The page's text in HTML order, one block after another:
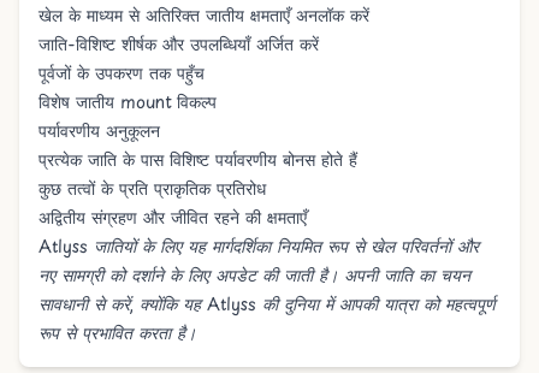
खेल के माध्यम से अतिरिक्त जातीय क्षमताएँ अनलॉक करें
जाति-विशिष्ट शीर्षक और उपलब्धियाँ अर्जित करें
पूर्वजों के उपकरण तक पहुँच
विशेष जातीय mount विकल्प
पर्यावरणीय अनुकूलन
प्रत्येक जाति के पास विशिष्ट पर्यावरणीय बोनस होते हैं
कुछ तत्वों के प्रति प्राकृतिक प्रतिरोध
अद्वितीय संग्रहण और जीवित रहने की क्षमताएँ
Atlyss जातियों के लिए यह मार्गदर्शिका नियमित रूप से खेल परिवर्तनों और
नए सामग्री को दर्शाने के लिए अपडेट की जाती है। अपनी जाति का चयन
सावधानी से करें, क्योंकि यह Atlyss की दुनिया में आपकी यात्रा को महत्वपूर्ण
रूप से प्रभावित करता है।